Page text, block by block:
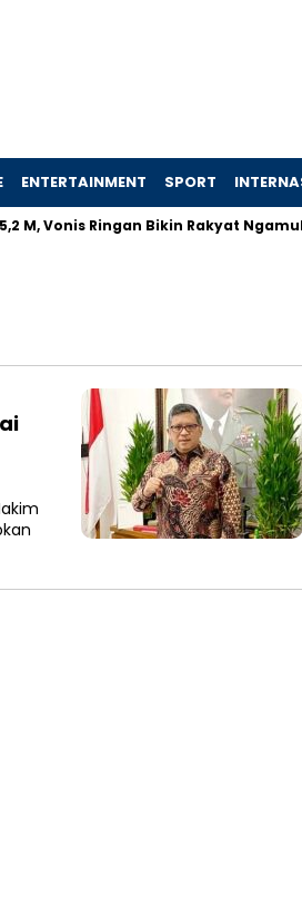
ENTERTAINMENT SPORT
M, Vonis Ringan Bikin Rakyat Ngamuk!